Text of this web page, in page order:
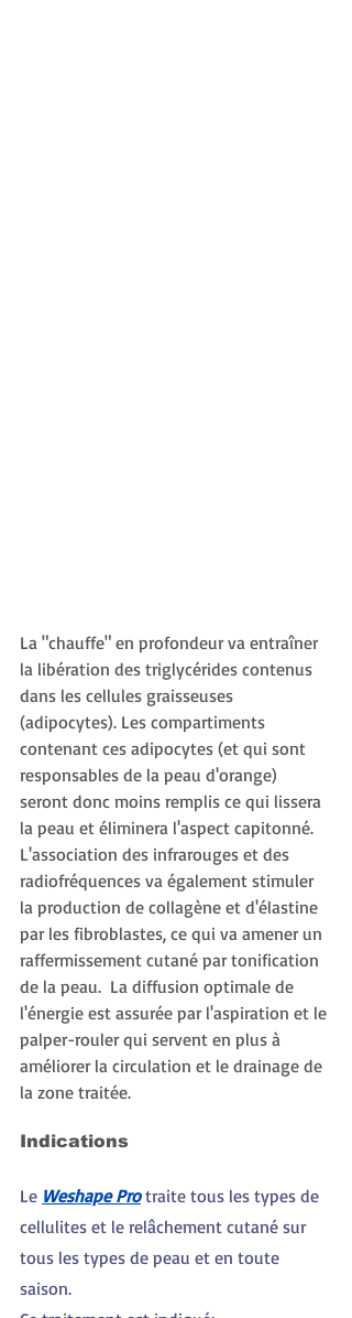
La "chauffe" en profondeur va entraîner
la libération des triglycérides contenus
dans les cellules graisseuses
(adipocytes). Les compartiments
contenant ces adipocytes (et qui sont
responsables de la peau d'orange)
seront donc moins remplis ce qui lissera
la peau et éliminera l'aspect capitonné. ​
L'association des infrarouges et des
radiofréquences va également stimuler
la production de collagène et d'élastine
par les fibroblastes, ce qui va amener un
raffermissement cutané par tonification
de la peau. ​ La diffusion optimale de
l'énergie est assurée par l'aspiration et le
palper-rouler qui servent en plus à
améliorer la circulation et le drainage de
la zone traitée.
Indications
Le Weshape Pro traite tous les types de
cellulites et le relâchement cutané sur
tous les types de peau et en toute
saison.